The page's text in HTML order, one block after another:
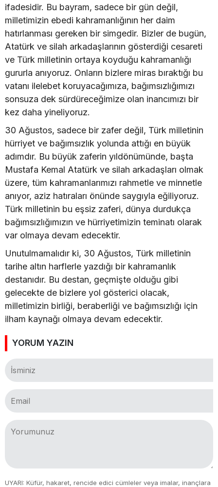
ifadesidir. Bu bayram, sadece bir gün değil,
milletimizin ebedi kahramanlığının her daim
hatırlanması gereken bir simgedir. Bizler de bugün,
Atatürk ve silah arkadaşlarının gösterdiği cesareti
ve Türk milletinin ortaya koyduğu kahramanlığı
gururla anıyoruz. Onların bizlere miras bıraktığı bu
vatanı ilelebet koruyacağımıza, bağımsızlığımızı
sonsuza dek sürdüreceğimize olan inancımızı bir
kez daha yineliyoruz.
30 Ağustos, sadece bir zafer değil, Türk milletinin
hürriyet ve bağımsızlık yolunda attığı en büyük
adımdır. Bu büyük zaferin yıldönümünde, başta
Mustafa Kemal Atatürk ve silah arkadaşları olmak
üzere, tüm kahramanlarımızı rahmetle ve minnetle
anıyor, aziz hatıraları önünde saygıyla eğiliyoruz.
Türk milletinin bu eşsiz zaferi, dünya durdukça
bağımsızlığımızın ve hürriyetimizin teminatı olarak
var olmaya devam edecektir.
Unutulmamalıdır ki, 30 Ağustos, Türk milletinin
tarihe altın harflerle yazdığı bir kahramanlık
destanıdır. Bu destan, geçmişte olduğu gibi
gelecekte de bizlere yol gösterici olacak,
milletimizin birliği, beraberliği ve bağımsızlığı için
ilham kaynağı olmaya devam edecektir.
YORUM YAZIN
UYARI: Küfür, hakaret, rencide edici cümleler veya imalar, inançlara